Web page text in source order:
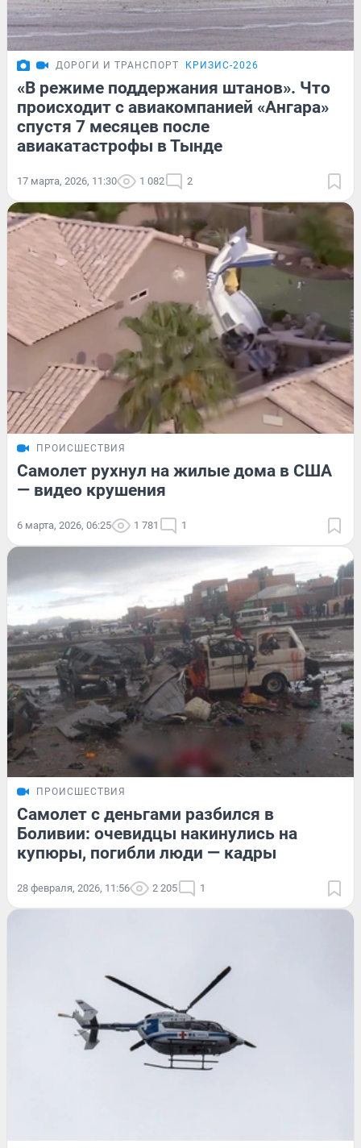
ДОРОГИ И ТРАНСПОРТ КРИЗИС-2026
«В режиме поддержания штанов». Что
происходит с авиакомпанией «Ангара»
спустя 7 месяцев после
авиакатастрофы в Тынде
17 марта, 2026, 11:30 1 082 2
ПРОИСШЕСТВИЯ
Самолет рухнул на жилые дома в США
— видео крушения
6 марта, 2026, 06:25 1 781 1
ПРОИСШЕСТВИЯ
Самолет с деньгами разбился в
Боливии: очевидцы накинулись на
купюры, погибли люди — кадры
28 февраля, 2026, 11:56 2 205 1